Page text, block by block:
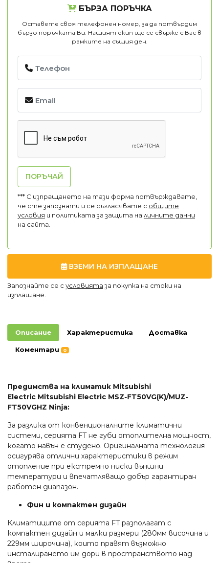
БЪРЗА ПОРЪЧКА
Оставете своя телефонен номер, за да потвърдим
бързо поръчката Ви. Нашият екип ще се свърже с Вас в
рамките на същия ден.
ПОРЪЧАЙ
*** С изпращането на тази форма потвърждавате,
че сте запознати и се съгласявате с общите
условия и политиката за защита на личните данни
на сайта.
ВЗЕМИ НА ИЗПЛАЩАНЕ
Запознайте се с условията за покупка на стоки на
изплащане.
Описание Характеристика Доставка
Коментари 0
Предимства на климатик Mitsubishi
Electric Mitsubishi Electric MSZ-FT50VG(K)/MUZ-
FT50VGHZ Ninja:
За разлика от конвенционалните климатични
системи, серията FT не губи отоплителна мощност,
когато навън е студено. Оригиналната технология
осигурява отлични характеристики в режим
отопление при екстремно ниски външни
температури и впечатляващо добър гарантиран
работен диапазон.
Фин и компактен дизайн
Климатиците от серията FT разполагат с
компактен дизайн и малки размери (280мм височина и
229мм широчина), които правят възможно
инсталирането им дори в пространството над